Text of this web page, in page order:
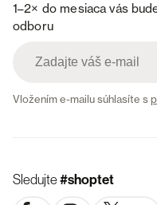
1–2× do mesiaca vás
odboru
Vložením e-mailu súhlasíte s
Sledujte#shoptet